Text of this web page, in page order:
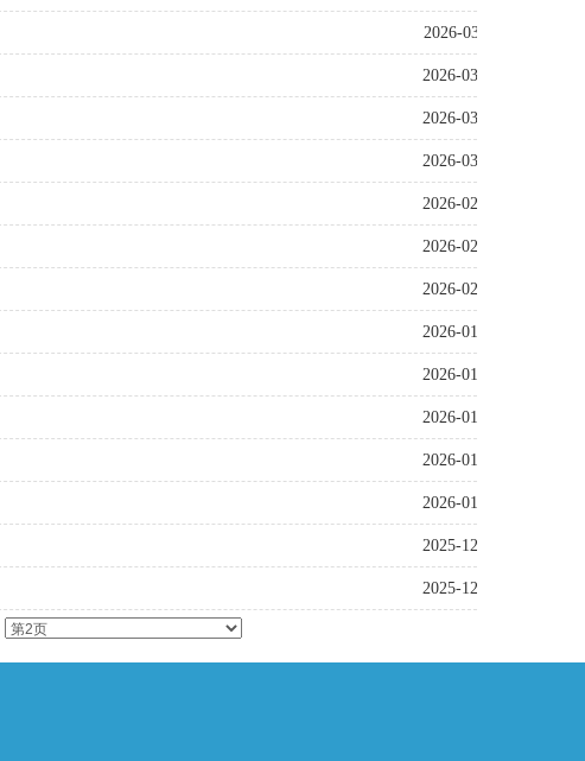
2026-03-11
2026-03-06
2026-03-06
2026-03-06
2026-02-10
2026-02-03
2026-02-02
2026-01-16
2026-01-16
2026-01-16
2026-01-09
2026-01-09
2025-12-19
2025-12-08